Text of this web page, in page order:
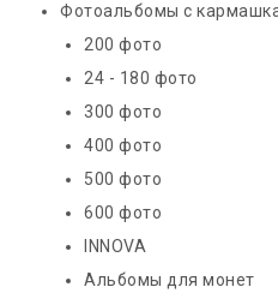
Фотоальбомы с
200 фото
24 - 180 фото
300 фото
400 фото
500 фото
600 фото
INNOVA
Альбомы для монет